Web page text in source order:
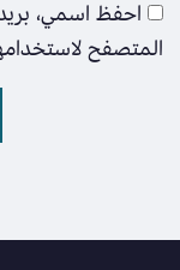
احفظ اسمي،
المتصفح